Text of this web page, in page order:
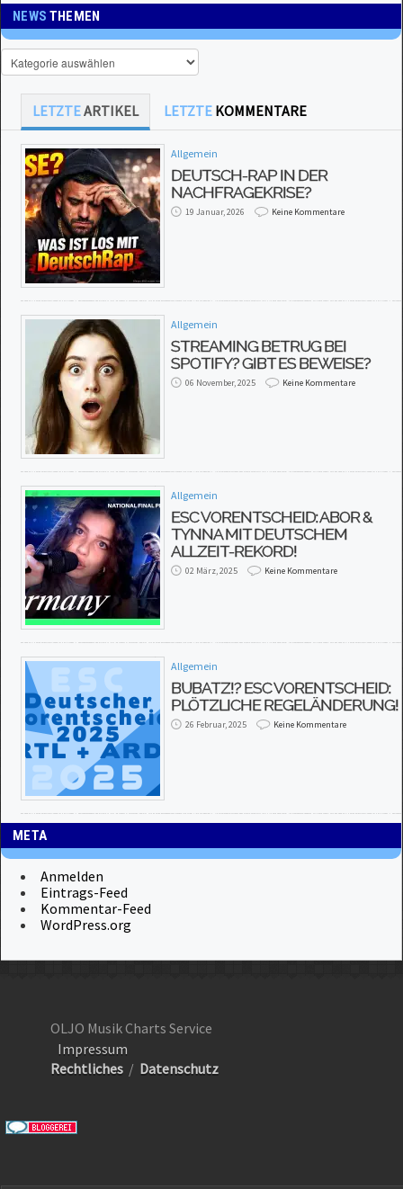
NEWSTHEMEN
LETZTEARTIKEL LETZTE KOMMENTARE
Allgemein
DEUTSCH-RAP IN DER
NACHFRAGEKRISE?
19 Januar, 2026 Keine Kommentare
Allgemein
STREAMING BETRUG BEI
SPOTIFY? GIBT ES BEWEISE?
06 November, 2025 Keine Kommentare
Allgemein
ESC VORENTSCHEID: ABOR &
TYNNA MIT DEUTSCHEM
ALLZEIT-REKORD!
02 März, 2025 Keine Kommentare
Allgemein
BUBATZ!? ESC VORENTSCHEID:
PLÖTZLICHE REGELÄNDERUNG!
26 Februar, 2025 Keine Kommentare
META
Anmelden
Eintrags-Feed
Kommentar-Feed
WordPress.org
OLJO Musik Charts Service
Impressum
Rechtliches / Datenschutz